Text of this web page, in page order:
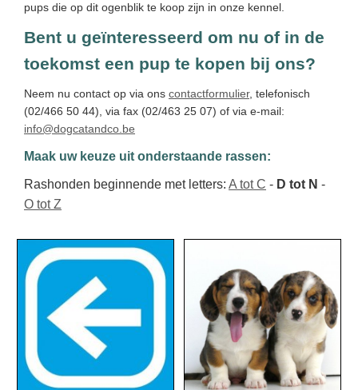
pups die op dit ogenblik te koop zijn in onze kennel.
Bent u geïnteresseerd om nu of in de
toekomst een pup te kopen bij ons?
Neem nu contact op via ons contactformulier, telefonisch
(02/466 50 44), via fax (02/463 25 07) of via e-mail:
info@dogcatandco.be
Maak uw keuze uit onderstaande rassen:
Rashonden beginnende met letters: A tot C - D tot N -
O tot Z